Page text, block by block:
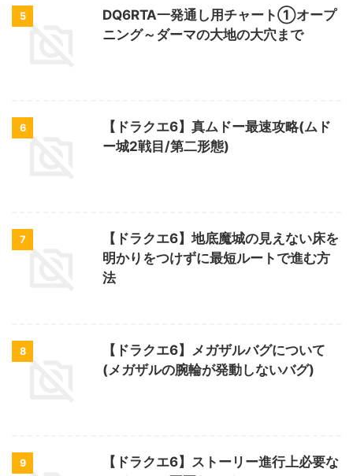
5
DQ6RTA一発通し用チャート①オープ
ニング～ダーマの大地の大穴まで
6
【ドラクエ6】真ムドー最速攻略(ムド
ー城2戦目/第二形態)
7
【ドラクエ6】地底魔城の見えない床を
明かりをつけずに最短ルートで進む方
法
8
【ドラクエ6】メガザルバグについて
(メガザルの腕輪が発動しないバグ)
9
【ドラクエ6】ストーリー進行上必要な